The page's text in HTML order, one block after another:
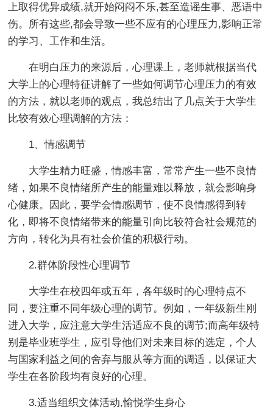
上取得优异成绩,就开始闷闷不乐,甚至造谣生事、恶语中
伤。所有这些,都会导致一些不应有的心理压力,影响正常
的学习、工作和生活。
在明白压力的来源后，心理课上，老师就根据当代
大学上的心理特征讲解了一些如何调节心理压力的有效
的方法，就以老师的观点，我总结出了几点关于大学生
比较有效心理调解的方法：
1、情感调节
大学生精力旺盛，情感丰富，常常产生一些不良情
绪，如果不良情绪所产生的能量难以释放，就会影响身
心健康。因此，要学会情感调节，使不良情感得到转
化，即将不良情绪带来的能量引向比较符合社会规范的
方向，转化为具有社会价值的积极行动。
2.群体阶段性心理调节
大学生在校四年或五年，各年级时的心理特点不
同，要注重不同年级心理的调节。例如，一年级新生刚
进入大学，应注意大学生活适应不良的调节;而高年级特
别是毕业班学生，应引导他们对未来目标的选定，个人
与国家利益之间的舍弃与服从等方面的调适，以保证大
学生在各阶段均有良好的心理。
3.适当组织文体活动,愉悦学生身心